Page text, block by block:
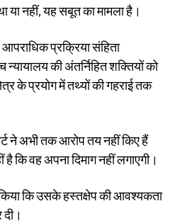
या नहीं, यह सबूत का मामला है।
आपराधिक प्रक्रिया संहिता
की अंतर्निहित शक्तियों को
के प्रयोग में तथ्यों की गहराई तक
ने अभी तक आरोप तय नहीं किए हैं
कि वह अपना दिमाग नहीं लगाएगी।
किया कि उसके हस्तक्षेप की आवश्यकता